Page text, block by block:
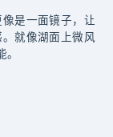
是一面镜子，让
就像湖面上微风